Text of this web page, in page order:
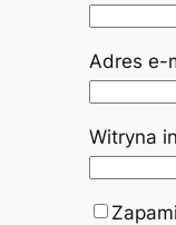
Adres e-
Witryna